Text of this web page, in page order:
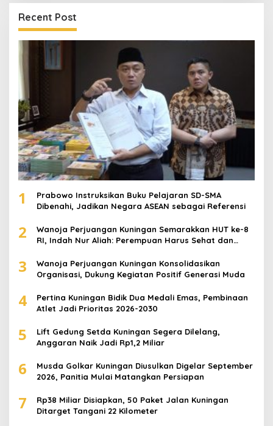
Recent Post
1
Prabowo Instruksikan Buku Pelajaran SD-SMA
Dibenahi, Jadikan Negara ASEAN sebagai Referensi
2
Wanoja Perjuangan Kuningan Semarakkan HUT ke-8
RI, Indah Nur Aliah: Perempuan Harus Sehat dan
3
Wanoja Perjuangan Kuningan Konsolidasikan
Organisasi, Dukung Kegiatan Positif Generasi Muda
4
Pertina Kuningan Bidik Dua Medali Emas, Pembinaan
Atlet Jadi Prioritas 2026-2030
5
Lift Gedung Setda Kuningan Segera Dilelang,
Anggaran Naik Jadi Rp1,2 Miliar
6
Musda Golkar Kuningan Diusulkan Digelar September
2026, Panitia Mulai Matangkan Persiapan
7
Rp38 Miliar Disiapkan, 50 Paket Jalan Kuningan
Ditarget Tangani 22 Kilometer